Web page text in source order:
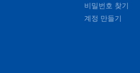
비밀번호 찾기
계정 만들기